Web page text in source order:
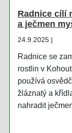
Radnice cílí
a ječmen
24.9.2025 |
Radnice se
rostlin v
používá
žláznatý a
nahradit